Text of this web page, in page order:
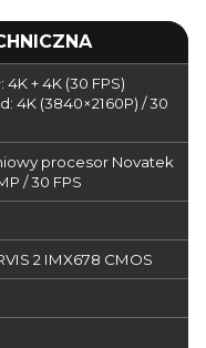
4K + 4K (30 FPS)
4K (3840×2160P) / 30
procesor Novatek
/ 30 FPS
2 IMX678 CMOS